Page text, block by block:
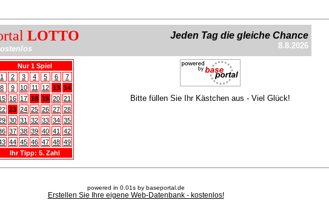
LOTTO Jeden Tag die gleiche Chance
8.8.2026
Nur 1 Spiel
1
2 3 4 5 6
7
8
9 10 11 12 13 14
16 17 18 19 20 21
23 24 25 26 27 28
30 31 32 33 34 35
37 38 39 40 41
42
44 45 46 47 48 49
Ihr Tipp: 5. Zahl
Bitte füllen Sie Ihr Kästchen aus - Viel Glück!
powered in 0.01s by baseportal.de
Erstellen Sie Ihre eigene Web-Datenbank - kostenlos!